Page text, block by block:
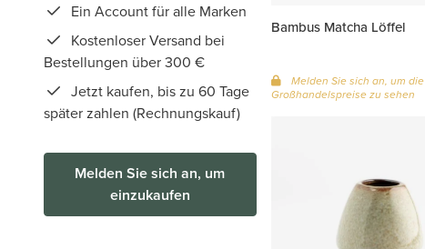
Ein Account für alle Marken
Kostenloser Versand bei
Bestellungen über 300 €
Jetzt kaufen, bis zu 60 Tage
später zahlen (Rechnungskauf)
Melden Sie sich an, um
einzukaufen
Bambus Matcha Löffel
Melden Sie sich an, um die
Großhandelspreise zu sehen